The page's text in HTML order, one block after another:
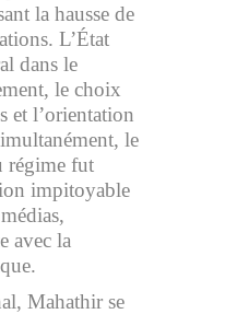
la hausse de
L’État
dans le
le choix
et l’orientation
le
régime fut
impitoyable
avec la
Mahathir se